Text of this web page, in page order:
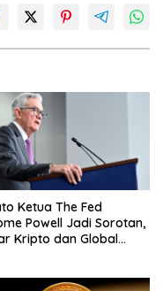
Ketua The Fed
Powell Jadi Sorotan,
Kripto dan Global